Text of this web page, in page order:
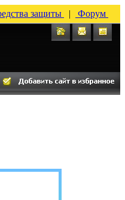
защиты | Форум